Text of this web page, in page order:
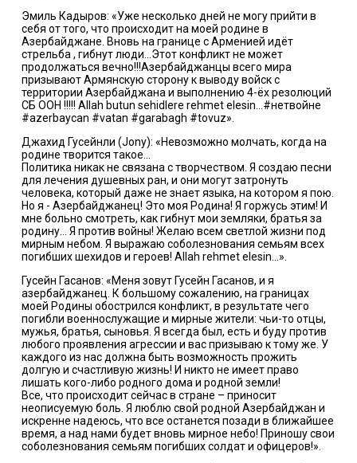
Эмиль Кадыров: «Уже несколько дней не могу прийти в
себя от того, что происходит на моей родине в
Азербайджане. Вновь на границе с Арменией идёт
стрельба , гибнут люди...Этот конфликт не может
продолжаться вечно!!!Азербайджанцы всего мира
призывают Армянскую сторону к выводу войск с
территории Азербайджана и выполнению 4-ёх резолюций
СБ ООН !!!!! Allah butun sehidlere rehmet elesin...#нетвойне
#azerbaycan #vatan #garabagh #tovuz».
Джахид Гусейнли (Jony): «Невозможно молчать, когда на
родине творится такое...
Политика никак не связана с творчеством. Я создаю песни
для лечения душевных ран, и они могут затронуть
человека, который даже не знает языка, на котором я пою.
Но я - Азербайджанец! Это моя Родина! Я горжусь этим! И
мне больно смотреть, как гибнут мои земляки, братья за
родину… Я против войны! Желаю всем светлой жизни под
мирным небом. Я выражаю соболезнования семьям всех
погибших шехидов и героев! Allah rehmet elesin...».
Гусейн Гасанов: «Меня зовут Гусейн Гасанов, и я
азербайджанец. К большому сожалению, на границах
моей Родины обострился конфликт, в результате чего
погибли военнослужащие и мирные жители: чьи-то отцы,
мужья, братья, сыновья. Я всегда был, есть и буду против
любого проявления агрессии и вас призываю к тому же. У
каждого из нас должна быть возможность прожить
долгую и счастливую жизнь! И никто не имеет право
лишать кого-либо родного дома и родной земли!
Все, что происходит сейчас в стране – приносит
неописуемую боль. Я люблю свой родной Азербайджан и
искренне надеюсь, что все останется позади в ближайшее
время, а над нами будет вновь мирное небо! Приношу свои
соболезнования семьям погибших солдат и офицеров!».